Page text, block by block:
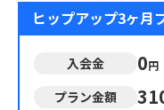
ヒップアップ3ヶ月
入会金 0円
プラン金額